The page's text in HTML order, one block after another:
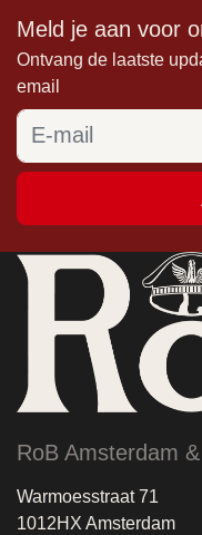
Meld je aan voor
Ontvang de laatste
email
RoB Amsterdam
Warmoesstraat 71
1012HX Amsterdam